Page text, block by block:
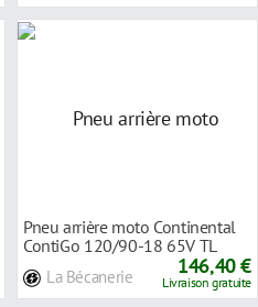
Pneu arrière moto Continental
ContiGo 120/90-18 65V TL
La Bécanerie 146,40 €
Livraison gratuite